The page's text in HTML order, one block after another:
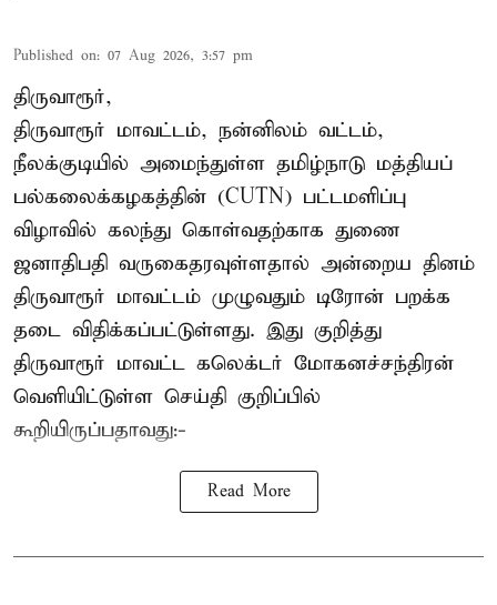
Published on: 07 Aug 2026, 3:57 pm
திருவாரூர்,
திருவாரூர் மாவட்டம், நன்னிலம் வட்டம்,
நீலக்குடியில் அமைந்துள்ள தமிழ்நாடு மத்தியப்
பல்கலைக்கழகத்தின் (CUTN) பட்டமளிப்பு
விழாவில் கலந்து கொள்வதற்காக துணை
ஜனாதிபதி வருகைதரவுள்ளதால் அன்றைய தினம்
திருவாரூர் மாவட்டம் முழுவதும் டிரோன் பறக்க
தடை விதிக்கப்பட்டுள்ளது. இது குறித்து
திருவாரூர் மாவட்ட கலெக்டர் மோகனச்சந்திரன்
வெளியிட்டுள்ள செய்தி குறிப்பில்
கூறியிருப்பதாவது:-
Read More